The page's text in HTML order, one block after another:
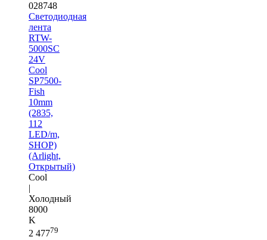
028748
Светодиодная
лента
RTW-
5000SC
24V
Cool
SP7500-
Fish
10mm
(2835,
112
LED/m,
SHOP)
(Arlight,
Открытый)
Cool
|
Холодный
8000
K
2 47779